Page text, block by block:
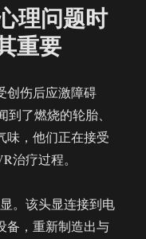
理问题时
重要
创伤后应激障碍
了燃烧的轮胎、
味，他们正在接受
治疗过程。
。该头显连接到电
备，重新制造出与